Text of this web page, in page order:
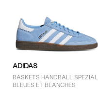
ADIDAS
BASKETS HANDBALL SPEZIAL
BLEUES ET BLANCHES